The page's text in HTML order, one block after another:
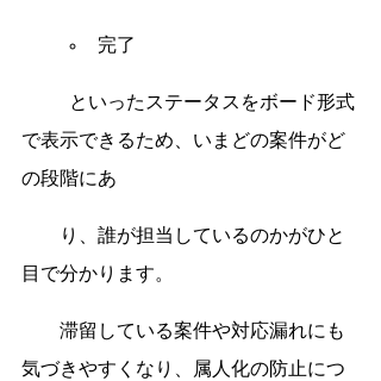
完了
で表示できるため、いまどの案件がど
の段階にあ
り、誰が担当しているのかがひと
目で分かります。
滞留している案件や対応漏れにも
気づきやすくなり、属人化の防止につ